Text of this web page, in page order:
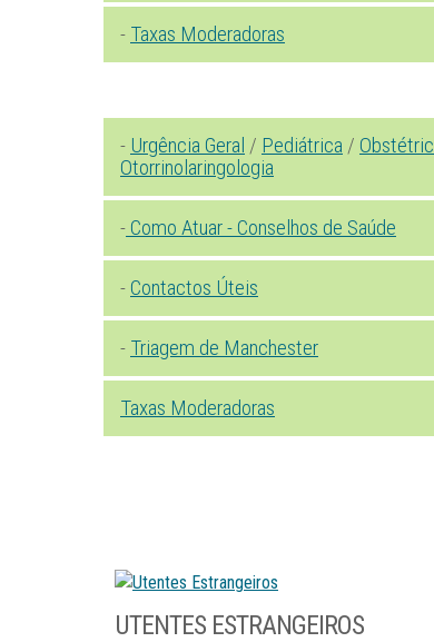
- Taxas Moderadoras
- Urgência Geral / Pediátrica /
Otorrinolaringologia
- Como Atuar - Conselhos de Saúde
- Contactos Úteis
- Triagem de Manchester
Taxas Moderadoras
UTENTES ESTRANGEIROS